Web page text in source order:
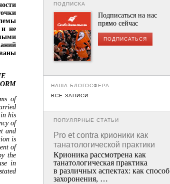
и не
of
his
of
and
is
of
the
in
ПОДПИСКА
Подписаться на нас
прямо сейчас
ПОДПИСАТЬСЯ
НАША БЛОГОСФЕРА
ВСЕ ЗАПИСИ
ПОПУЛЯРНЫЕ СТАТЬИ
Pro et contra крионики как
танатологической практики
Крионика рассмотрена как
танатологическая практика
в различных аспектах: как способ
захоронения, …